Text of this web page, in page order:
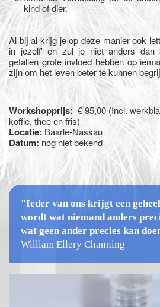
kind of dier.
Al bij al krijg je op deze manier ook
in jezelf' en zul je niet anders dan
getallen grote invloed hebben op
zijn om het leven beter te kunnen
Workshopprijs: € 95,00 (Incl.
koffie, thee en fris)
Locatie: Baarle-Nassau
Datum: nog niet bekend
"Ieder van ons krijgt een
wordt wat niemand anders
wat geen ander precies kan
William Ellery Channing